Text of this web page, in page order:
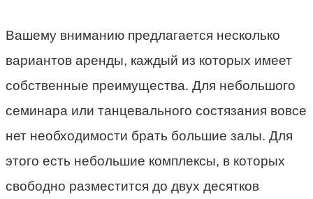
Вашему вниманию предлагается несколько
вариантов аренды, каждый из которых имеет
собственные преимущества. Для небольшого
семинара или танцевального состязания вовсе
нет необходимости брать большие залы. Для
этого есть небольшие комплексы, в которых
свободно разместится до двух десятков